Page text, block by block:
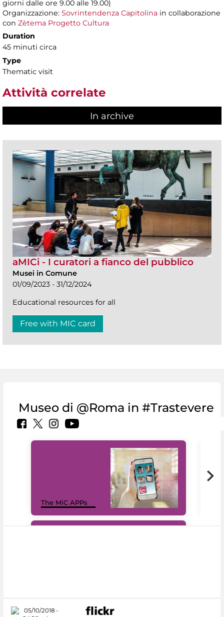
giorni dalle ore 9.00 alle 19.00)
Organizzazione: Sovrintendenza Capitolina in collaborazione
con Zètema Progetto Cultura
Duration
45 minuti circa
Type
Thematic visit
Attività correlate
In archive
aMICi - I curatori a fianco del pubblico
Musei in Comune
01/09/2023 - 31/12/2024
Educational resources for all
Free with MIC card
Museo di @Roma in #Trastevere
The MiC APPs